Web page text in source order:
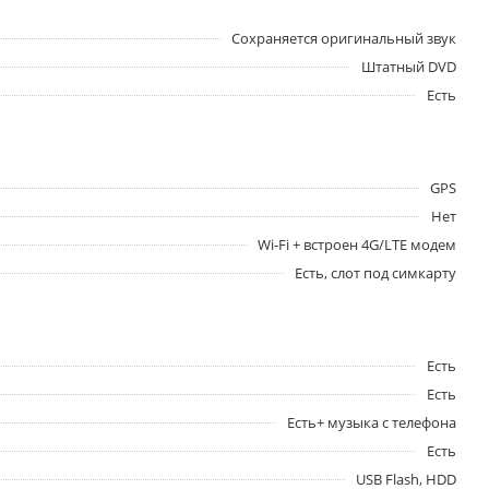
Сохраняется оригинальный звук
Штатный DVD
Есть
GPS
Нет
Wi-Fi + встроен 4G/LTE модем
Есть, слот под симкарту
Есть
Есть
Есть+ музыка с телефона
Есть
USB Flash, HDD